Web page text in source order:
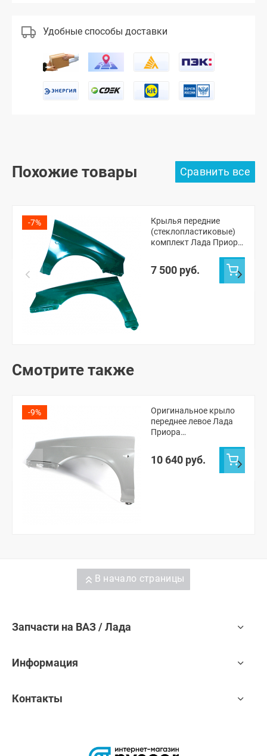
Удобные способы доставки
Похожие товары
-7%
Крылья передние
(стеклопластиковые)
комплект Лада Приора
7 500 руб.
Смотрите также
-9%
Оригинальное крыло
переднее левое Лада
Приора
10 640 руб.
В начало страницы
Запчасти на ВАЗ / Лада
Информация
Контакты